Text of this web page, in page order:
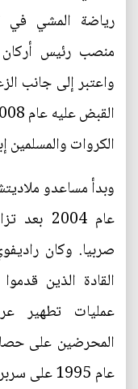
رياضة المشي في
منصب رئيس
واعتبر إلى جانب
الكروات والمسلمين
وبدأ مساعدو
عام
صربيا. وكان
القادة الذين
عمليات تطهير
المحرضين على
عام 1995